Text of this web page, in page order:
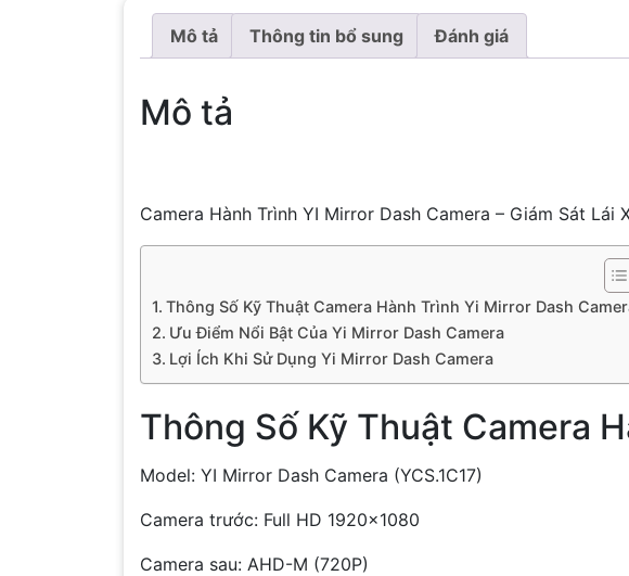
Mô tả Thông tin bổ sung Đánh giá
Mô tả
Camera Hành Trình YI Mirror Dash Camera – Giám Sát Lái
Thông Số Kỹ Thuật Camera Hành Trình Yi Mirror Dash
Ưu Điểm Nổi Bật Của Yi Mirror Dash Camera
Lợi Ích Khi Sử Dụng Yi Mirror Dash Camera
Thông Số Kỹ Thuật Camera
Model: YI Mirror Dash Camera (YCS.1C17)
Camera trước: Full HD 1920×1080
Camera sau: AHD-M (720P)